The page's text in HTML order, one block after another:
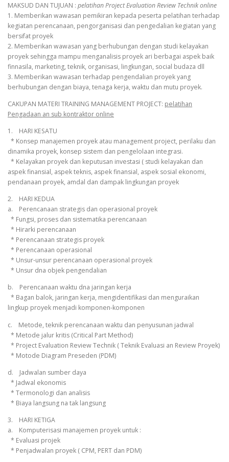
MAKSUD DAN TUJUAN : pelatihan Project Evaluation Review Technik online
1. Memberikan wawasan pemikiran kepada peserta pelatihan terhadap
kegiatan perencanaan, pengorganisasi dan pengedalian kegiatan yang
bersifat proyek
2. Memberikan wawasan yang berhubungan dengan studi kelayakan
proyek sehingga mampu menganalisis proyek ari berbagai aspek baik
finnasila, marketing, teknik, organisasi, lingkungan, social budaza dll
3. Memberikan wawasan terhadap pengendalian proyek yang
berhubungan dengan biaya, tenaga kerja, waktu dan mutu proyek.
CAKUPAN MATERI TRAINING MANAGEMENT PROJECT: pelatihan
Pengadaan an sub kontraktor online
1. HARI KESATU
* Konsep manajemen proyek atau management project, perilaku dan
dinamika proyek, konsep sistem dan pengelolaan integrasi.
* Kelayakan proyek dan keputusan investasi ( studi kelayakan dan
aspek finansial, aspek teknis, aspek finansial, aspek sosial ekonomi,
pendanaan proyek, amdal dan dampak lingkungan proyek
2. HARI KEDUA
a. Perencanaan strategis dan operasional proyek
* Fungsi, proses dan sistematika perencanaan
* Hirarki perencanaan
* Perencanaan strategis proyek
* Perencanaan operasional
* Unsur-unsur perencanaan operasional proyek
* Unsur dna objek pengendalian
b. Perencanaan waktu dna jaringan kerja
* Bagan balok, jaringan kerja, mengidentifikasi dan menguraikan
lingkup proyek menjadi komponen-komponen
c. Metode, teknik perencanaan waktu dan penyusunan jadwal
* Metode jalur kritis (Critical Part Method)
* Project Evaluation Review Technik ( Teknik Evaluasi an Review Proyek)
* Motode Diagram Preseden (PDM)
d. Jadwalan sumber daya
* Jadwal ekonomis
* Termonologi dan analisis
* Biaya langsung na tak langsung
3. HARI KETIGA
a. Komputerisasi manajemen proyek untuk :
* Evaluasi projek
* Penjadwalan proyek ( CPM, PERT dan PDM)